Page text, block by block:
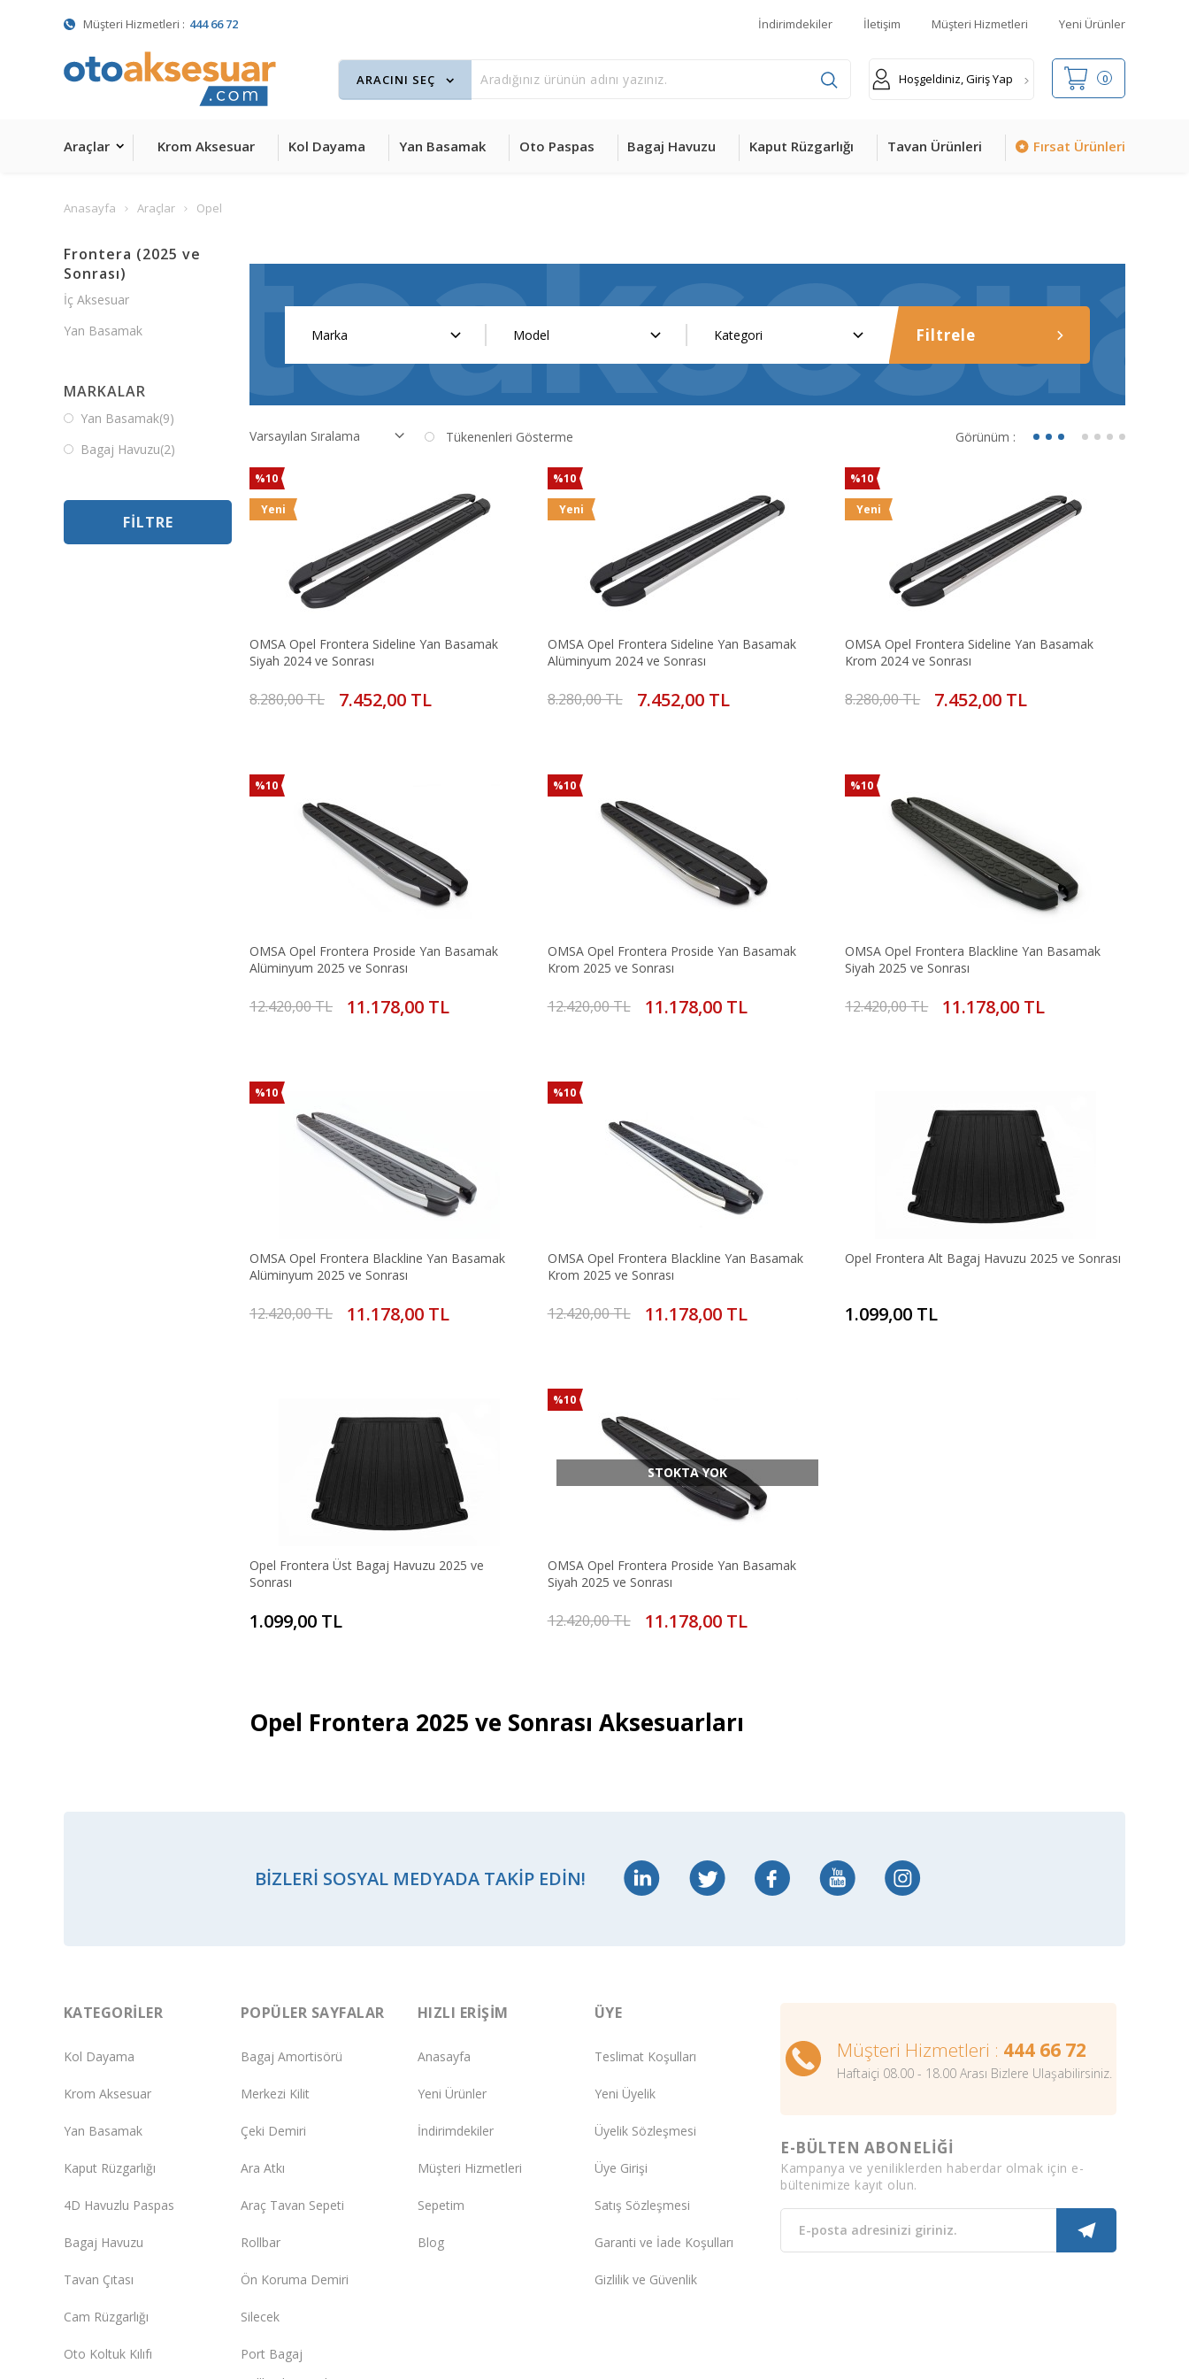
Müşteri Hizmetleri : 444 66 72 İndirimdekiler İletişim Müşteri Hizmetleri Yeni Ürünler
0
Hoşgeldiniz, Giriş Yap
Araçlar Krom Aksesuar Kol Dayama Yan Basamak Oto Paspas Bagaj Havuzu Kaput Rüzgarlığı Tavan Ürünleri Fırsat Ürünleri
Anasayfa Araçlar Opel
Frontera (2025 ve
Sonrası)
İç Aksesuar
Yan Basamak
MARKALAR
Yan Basamak(9)
Bagaj Havuzu(2)
FILTRE
Filtrele
Tükenenleri Gösterme Görünüm :
%10
Yeni
OMSA Opel Frontera Sideline Yan Basamak
Siyah 2024 ve Sonrası
8.280,00 TL 7.452,00 TL
%10
Yeni
OMSA Opel Frontera Sideline Yan Basamak
Alüminyum 2024 ve Sonrası
8.280,00 TL 7.452,00 TL
%10
Yeni
OMSA Opel Frontera Sideline Yan Basamak
Krom 2024 ve Sonrası
8.280,00 TL 7.452,00 TL
%10
OMSA Opel Frontera Proside Yan Basamak
Alüminyum 2025 ve Sonrası
12.420,00 TL 11.178,00 TL
%10
OMSA Opel Frontera Proside Yan Basamak
Krom 2025 ve Sonrası
12.420,00 TL 11.178,00 TL
%10
OMSA Opel Frontera Blackline Yan Basamak
Siyah 2025 ve Sonrası
12.420,00 TL 11.178,00 TL
%10
OMSA Opel Frontera Blackline Yan Basamak
Alüminyum 2025 ve Sonrası
12.420,00 TL 11.178,00 TL
%10
OMSA Opel Frontera Blackline Yan Basamak
Krom 2025 ve Sonrası
12.420,00 TL 11.178,00 TL
Opel Frontera Alt Bagaj Havuzu 2025 ve Sonrası
1.099,00 TL
Opel Frontera Üst Bagaj Havuzu 2025 ve
Sonrası
1.099,00 TL
%10
STOKTA YOK
OMSA Opel Frontera Proside Yan Basamak
Siyah 2025 ve Sonrası
12.420,00 TL 11.178,00 TL
Opel Frontera 2025 ve Sonrası Aksesuarları
BIZLERI SOSYAL MEDYADA TAKIP EDIN!
KATEGORILER
Kol Dayama
Krom Aksesuar
Yan Basamak
Kaput Rüzgarlığı
4D Havuzlu Paspas
Bagaj Havuzu
Tavan Çıtası
Cam Rüzgarlığı
Oto Koltuk Kılıfı
POPÜLER SAYFALAR
Bagaj Amortisörü
Merkezi Kilit
Çeki Demiri
Ara Atkı
Araç Tavan Sepeti
Rollbar
Ön Koruma Demiri
Silecek
Port Bagaj
HIZLI ERIŞIM
Anasayfa
Yeni Ürünler
İndirimdekiler
Müşteri Hizmetleri
Sepetim
Blog
ÜYE
Teslimat Koşulları
Yeni Üyelik
Üyelik Sözleşmesi
Üye Girişi
Satış Sözleşmesi
Garanti ve İade Koşulları
Gizlilik ve Güvenlik
Müşteri Hizmetleri : 444 66 72
Haftaiçi 08.00 - 18.00 Arası Bizlere Ulaşabilirsiniz.
E-BÜLTEN ABONELİĞİ
Kampanya ve yeniliklerden haberdar olmak için e-
bültenimize kayıt olun.